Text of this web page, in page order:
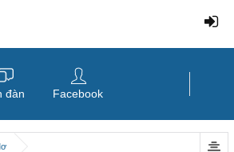
đàn Facebook